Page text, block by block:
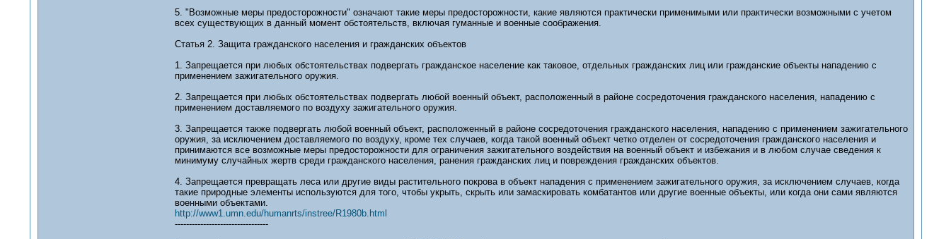
5. "Возможные меры предосторожности" означают такие меры предосторожности, какие являются практически применимыми или практически возможными с учетом
всех существующих в данный момент обстоятельств, включая гуманные и военные соображения.
Статья 2. Защита гражданского населения и гражданских объектов
1. Запрещается при любых обстоятельствах подвергать гражданское население как таковое, отдельных гражданских лиц или гражданские объекты нападению с
применением зажигательного оружия.
2. Запрещается при любых обстоятельствах подвергать любой военный объект, расположенный в районе сосредоточения гражданского населения, нападению с
применением доставляемого по воздуху зажигательного оружия.
3. Запрещается также подвергать любой военный объект, расположенный в районе сосредоточения гражданского населения, нападению с применением зажигательного
оружия, за исключением доставляемого по воздуху, кроме тех случаев, когда такой военный объект четко отделен от сосредоточения гражданского населения и
принимаются все возможные меры предосторожности для ограничения зажигательного воздействия на военный объект и избежания и в любом случае сведения к
минимуму случайных жертв среди гражданского населения, ранения гражданских лиц и повреждения гражданских объектов.
4. Запрещается превращать леса или другие виды растительного покрова в объект нападения с применением зажигательного оружия, за исключением случаев, когда
такие природные элементы используются для того, чтобы укрыть, скрыть или замаскировать комбатантов или другие военные объекты, или когда они сами являются
военными объектами.
http://www1.umn.edu/humanrts/instree/R1980b.html
---------------------------------